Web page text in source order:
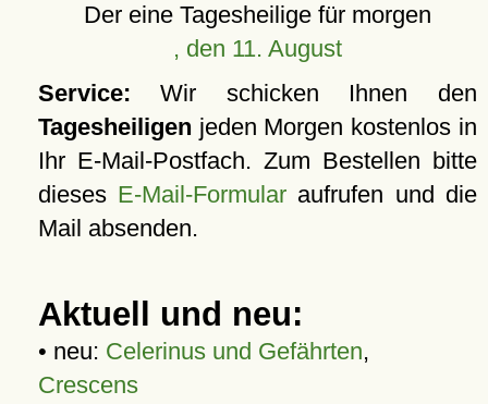
Der eine Tagesheilige für morgen
, den 11. August
Service: Wir schicken Ihnen den
Tagesheiligen jeden Morgen kostenlos in
Ihr E-Mail-Postfach. Zum Bestellen bitte
dieses E-Mail-Formular aufrufen und die
Mail absenden.
Aktuell und neu:
• neu: Celerinus und Gefährten,
Crescens